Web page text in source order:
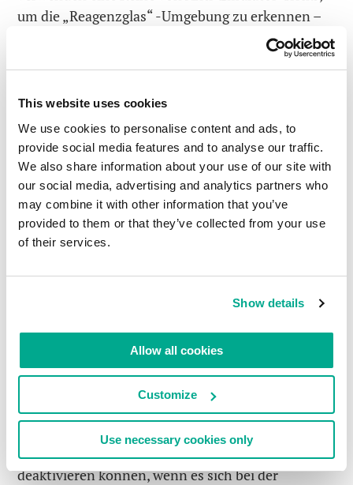
This website uses cookies
We use cookies to personalise content and ads, to
provide social media features and to analyse our traffic.
We also share information about your use of our site with
our social media, advertising and analytics partners who
may combine it with other information that you’ve
provided to them or that they’ve collected from your use
of their services.
Show details
Allow all cookies
Customize
Use necessary cookies only
um die „Reagenzglas“ -Umgebung zu erkennen –
beispielsweise durch das Ausführen einer
zum Ändern von Prozessor-Registern, die Analyse
von Fehlercodes, die Suche nach spezifischem
Code im Speicher, den Einsatz von „logischen
Bomben“, die den Emulator in eine Endlosschleife
versetzen, und so weiter. Sobald die Malware
etwas Verdächtiges vernimmt, stoppt sie jegliche
schädliche Funktionen.
sind, bleiben wir Cyberkriminellen weiterhin einen
Schritt vorraus, indem wir unseren Emulator
Weise stetig verbessern (hauptsächlich durch die
Reduzierung der Ressourcenintensität). Um ihn zu
beschleunigen, verwenden wir beispielsweise
verschiedene Begrenzer, Optimierer und
Konfigurationsprofile, die den Emulator unter
bestimmten Bedingungen sogar vollständig
deaktivieren können, wenn es sich bei der